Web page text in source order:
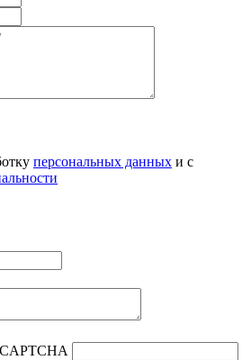
персональных данных и с